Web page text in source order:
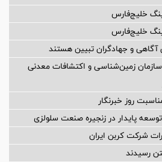
خلیج‌فارس
خلیج‌فارس
آگاهی و جهادگران تبیین هستند
زمین‌شناسی و اکتشافات معدنی
روز خبرنگار
پایدار در زنجیره صنعت سلولزی
رسیدند